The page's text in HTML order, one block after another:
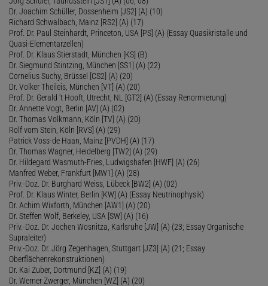
Dr. Joachim Schüller, Dossenheim [JS2] (A) (10)
Richard Schwalbach, Mainz [RS2] (A) (17)
Prof. Dr. Paul Steinhardt, Princeton, USA [PS] (A) (Essay Quasikristalle und
Quasi-Elementarzellen)
Prof. Dr. Klaus Stierstadt, München [KS] (B)
Dr. Siegmund Stintzing, München [SS1] (A) (22)
Cornelius Suchy, Brüssel [CS2] (A) (20)
Dr. Volker Theileis, München [VT] (A) (20)
Prof. Dr. Gerald 't Hooft, Utrecht, NL [GT2] (A) (Essay Renormierung)
Dr. Annette Vogt, Berlin [AV] (A) (02)
Dr. Thomas Volkmann, Köln [TV] (A) (20)
Rolf vom Stein, Köln [RVS] (A) (29)
Patrick Voss-de Haan, Mainz [PVDH] (A) (17)
Dr. Thomas Wagner, Heidelberg [TW2] (A) (29)
Dr. Hildegard Wasmuth-Fries, Ludwigshafen [HWF] (A) (26)
Manfred Weber, Frankfurt [MW1] (A) (28)
Priv.-Doz. Dr. Burghard Weiss, Lübeck [BW2] (A) (02)
Prof. Dr. Klaus Winter, Berlin [KW] (A) (Essay Neutrinophysik)
Dr. Achim Wixforth, München [AW1] (A) (20)
Dr. Steffen Wolf, Berkeley, USA [SW] (A) (16)
Priv.-Doz. Dr. Jochen Wosnitza, Karlsruhe [JW] (A) (23; Essay Organische
Supraleiter)
Priv.-Doz. Dr. Jörg Zegenhagen, Stuttgart [JZ3] (A) (21; Essay
Oberflächenrekonstruktionen)
Dr. Kai Zuber, Dortmund [KZ] (A) (19)
Dr. Werner Zwerger, München [WZ] (A) (20)